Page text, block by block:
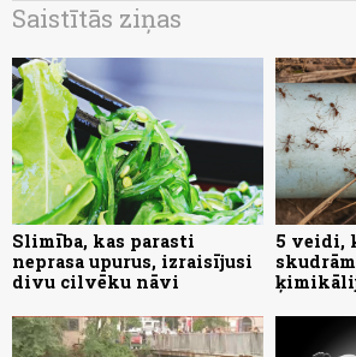
Saistītās ziņas
Slimība, kas parasti
neprasa upurus, izraisījusi
divu cilvēku nāvi
5 veidi,